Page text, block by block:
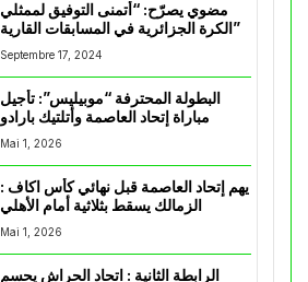
مضوي يصرّح: “أتمنى التوفيق لممثلي
الكرة الجزائرية في المسابقات القارية”
Septembre 17, 2024
البطولة المحترفة “موبيليس”: تأجيل
مباراة إتحاد العاصمة وأتلتيك بارادو
Mai 1, 2026
يهم إتحاد العاصمة قبل نهائي كأس اكاف :
Mai 1, 2026
الرابطة الثانية : اتحاد الحراش يحسم